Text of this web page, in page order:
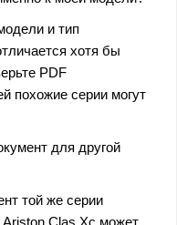
и тип
хотя бы
PDF
похожие серии могут
для другой
той же серии
Clas Xc может